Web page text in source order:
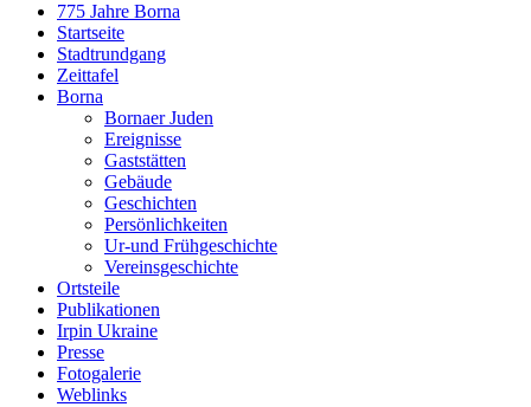
775 Jahre Borna
Startseite
Stadtrundgang
Zeittafel
Borna
Bornaer Juden
Ereignisse
Gaststätten
Gebäude
Geschichten
Persönlichkeiten
Ur-und Frühgeschichte
Vereinsgeschichte
Ortsteile
Publikationen
Irpin Ukraine
Presse
Fotogalerie
Weblinks